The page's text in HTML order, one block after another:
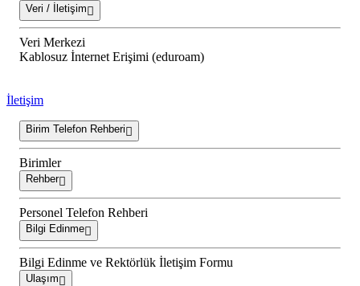
Veri / İletişim
Veri Merkezi
Kablosuz İnternet Erişimi (eduroam)
İletişim
Birim Telefon Rehberi
Birimler
Rehber
Personel Telefon Rehberi
Bilgi Edinme
Bilgi Edinme ve Rektörlük İletişim Formu
Ulaşım